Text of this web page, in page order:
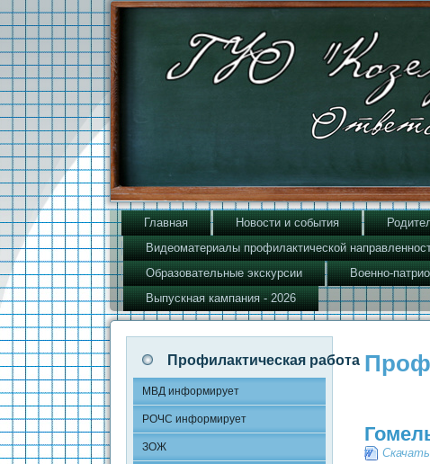
Главная Новости и события
Видеоматериалы профилактической
Образовательные экскурсии
Военно-
Выпускная кампания - 2026
Профилактическая работа
МВД информирует
РОЧС информирует
ЗОЖ